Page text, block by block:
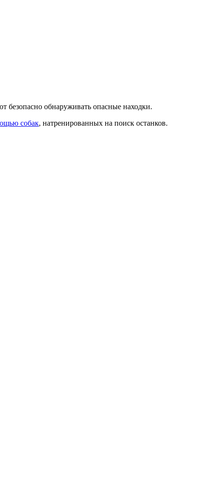
безопасно обнаруживать опасные находки.
собак, натренированных на поиск останков.